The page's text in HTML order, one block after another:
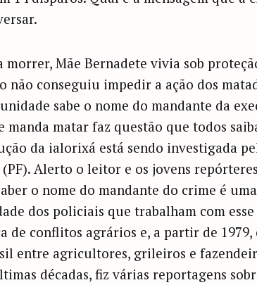
morrer, Mãe Bernadete vivia sob
não conseguiu impedir a ação dos
sabe o nome do mandante da
manda matar faz questão que todos
da ialorixá está sendo investigada
Alerto o leitor e os jovens
o nome do mandante do crime é
dos policiais que trabalham com
de conflitos agrários e, a partir de
entre agricultores, grileiros e
décadas, fiz várias reportagens